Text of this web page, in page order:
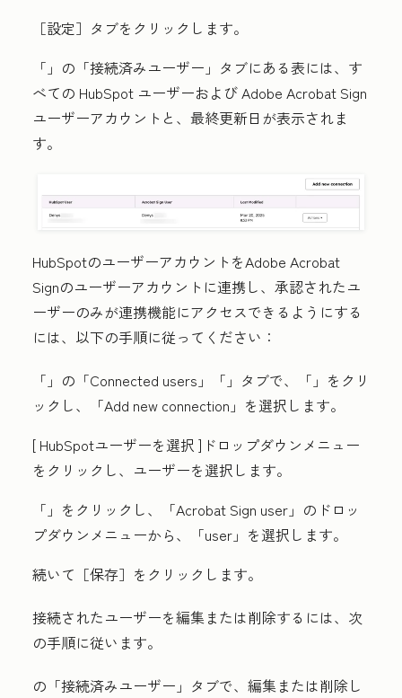
［設定］ タブをクリックします。
「 」の「接続済みユーザー」 タブにある表には、す
べての HubSpot ユーザーおよび Adobe Acrobat Sign
ユーザーアカウントと、最終更新日が表示されま
す。
HubSpotのユーザーアカウントをAdobe Acrobat
Signのユーザーアカウントに連携し、承認されたユ
ーザーのみが連携機能にアクセスできるようにする
には、以下の手順に従ってください：
「 」の「Connected users」 「 」タブで、「 」をクリ
ックし、「Add new connection」 を選択します。
[ HubSpotユーザーを選択 ]ドロップダウンメニュー
をクリックし、 ユーザーを選択します。
「 」をクリックし、「Acrobat Sign user 」のドロッ
プダウンメニューから、「user 」を選択します。
続いて ［保存］ をクリックします。
接続されたユーザーを編集または削除するには、次
の手順に従います。
の「接続済みユーザー」 タブで、編集または削除し